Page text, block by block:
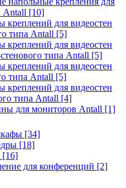
Antall [10]
креплений для видеостен
типа Antall [5]
креплений для видеостен
типа Antall [5]
креплений для видеостен
типа Antall [5]
креплений для видеостен
типа Antall [4]
для мониторов Antall [1]
[34]
[18]
[16]
для конференций [2]